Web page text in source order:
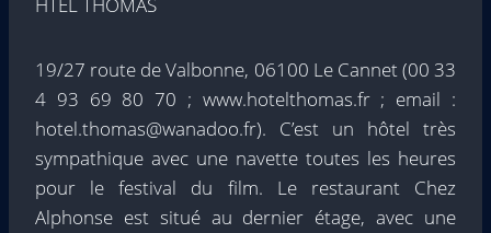
19/27 route de Valbonne, 06100 Le Cannet (00 33
4 93 69 80 70 ; www.hotelthomas.fr ; email :
hotel.thomas@wanadoo.fr). C’est un hôtel très
sympathique avec une navette toutes les heures
pour le festival du film. Le restaurant Chez
Alphonse est situé au dernier étage, avec une